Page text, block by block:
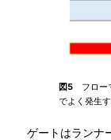
図5 フロー
でよく発生
ゲートはランナ